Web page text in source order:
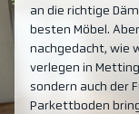
an die richtige
besten Möbel.
nachgedacht, wie
verlegen in
sondern auch der
Parkettboden